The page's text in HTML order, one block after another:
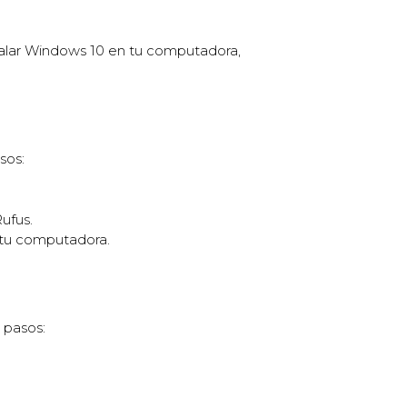
Windows 10 en tu computadora,
computadora.